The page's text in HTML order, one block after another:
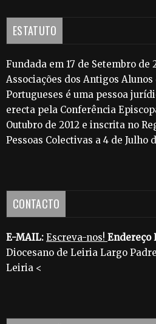
ESTATUTO
Fundada em 17 de Setembro de
Associações dos Antigos
Portugueses é uma pessoa
erecta pela Conferência
Outubro de 2012 e inscrita no
Pessoas Colectivas a 4 de Julho
CONTACTO
E-MAIL: Escreva-nos! Endereço
Diocesano de Leiria Largo
Leiria <